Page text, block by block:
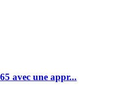
avec une appr...